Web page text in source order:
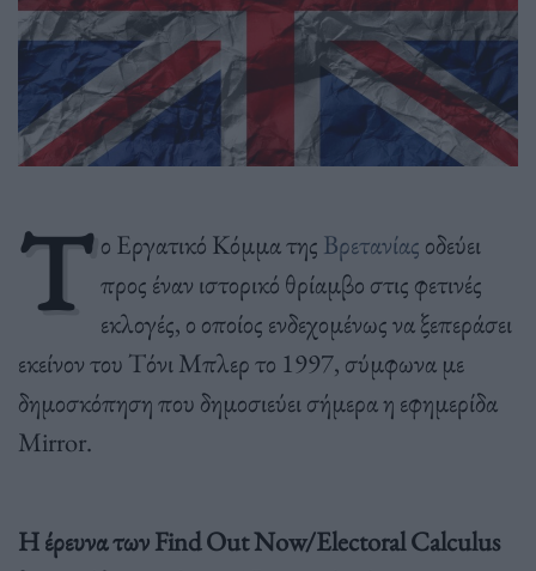
Τ ο Εργατικό Κόμμα της Βρετανίας οδεύει
προς έναν ιστορικό θρίαμβο στις φετινές
εκλογές, ο οποίος ενδεχομένως να ξεπεράσει
εκείνον του Τόνι Μπλερ το 1997, σύμφωνα με
δημοσκόπηση που δημοσιεύει σήμερα η εφημερίδα
Mirror.
Η έρευνα των Find Out Now/Electoral Calculus